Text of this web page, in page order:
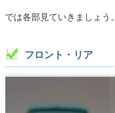
では各部見ていきましょう。
フロント・リア